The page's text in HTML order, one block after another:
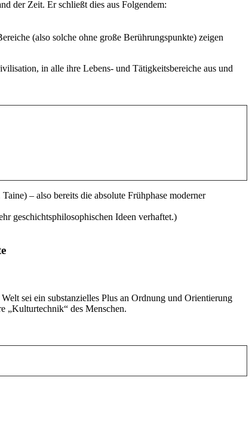
der Zeit. Er schließt dies aus Folgendem:
(also solche ohne große Berührungspunkte) zeigen
in alle ihre Lebens- und Tätigkeitsbereiche aus und
– also bereits die absolute Frühphase moderner
geschichtsphilosophischen Ideen verhaftet.)
sei ein substanzielles Plus an Ordnung und Orientierung
„Kulturtechnik“ des Menschen.